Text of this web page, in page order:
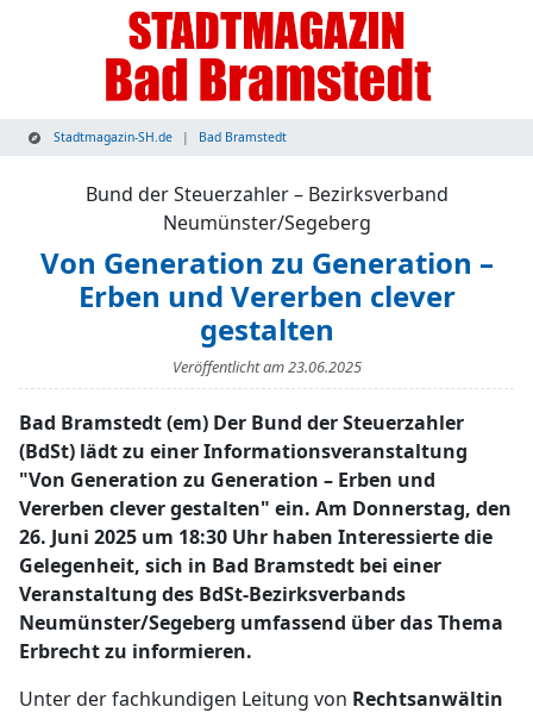
Stadtmagazin-SH.de Bad Bramstedt
Bund der Steuerzahler – Bezirksverband
Neumünster/Segeberg
Von Generation zu Generation –
Erben und Vererben clever
gestalten
Veröffentlicht am23.06.2025
Bad Bramstedt (em) Der Bund der Steuerzahler
(BdSt) lädt zu einer Informationsveranstaltung
"Von Generation zu Generation – Erben und
Vererben clever gestalten" ein. Am Donnerstag, den
26. Juni 2025 um 18:30 Uhr haben Interessierte die
Gelegenheit, sich in Bad Bramstedt bei einer
Veranstaltung des BdSt-Bezirksverbands
Neumünster/Segeberg umfassend über das Thema
Erbrecht zu informieren.
Unter der fachkundigen Leitung von Rechtsanwältin